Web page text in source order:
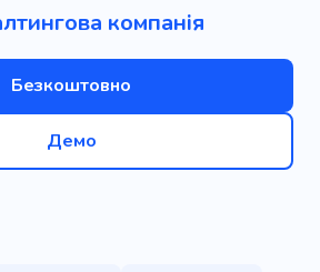
компанія
Безкоштовно
Демо